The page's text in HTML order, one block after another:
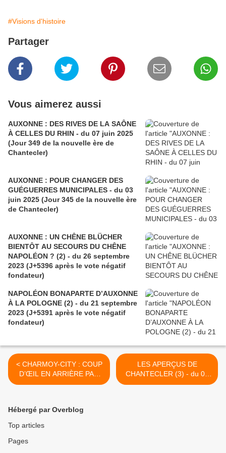
#Visions d'histoire
Partager
Vous aimerez aussi
AUXONNE : DES RIVES DE LA SAÔNE
À CELLES DU RHIN - du 07 juin 2025
(Jour 349 de la nouvelle ère de
Chantecler)
AUXONNE : POUR CHANGER DES
GUÉGUERRES MUNICIPALES - du 03
juin 2025 (Jour 345 de la nouvelle ère
de Chantecler)
AUXONNE : UN CHÊNE BLÜCHER
BIENTÔT AU SECOURS DU CHÊNE
NAPOLÉON ? (2) - du 26 septembre
2023 (J+5396 après le vote négatif
fondateur)
NAPOLÉON BONAPARTE D’AUXONNE
À LA POLOGNE (2) - du 21 septembre
2023 (J+5391 après le vote négatif
fondateur)
< CHARMOY-CITY : COUP
D’ŒIL EN ARRIÈRE PAR
TEMPS D’AVENIR
négatif fondateur)
LES APERÇUS DE
CHANTECLER (3) - du 08
avril 2020 (J+4130 après le
Hébergé par Overblog
Top articles
Pages